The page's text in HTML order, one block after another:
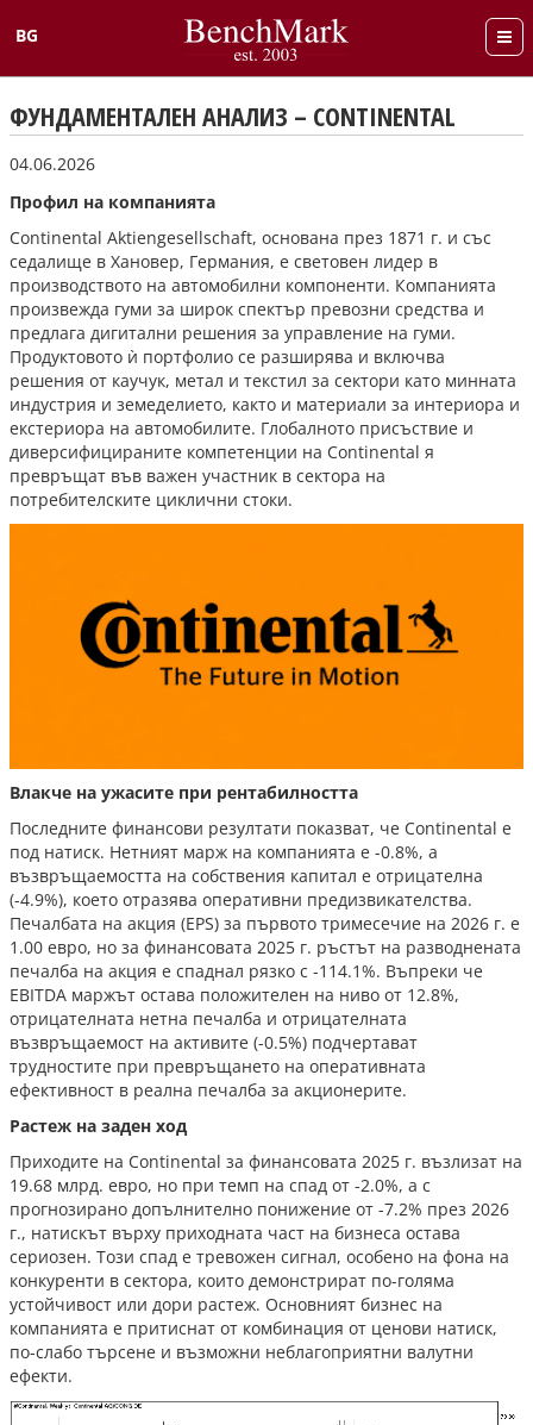
BG
English
ФУНДАМЕНТАЛЕН АНАЛИЗ – CONTINENTAL
04.06.2026
Профил на компанията
Continental Aktiengesellschaft, основана през 1871 г. и със
седалище в Хановер, Германия, е световен лидер в
производството на автомобилни компоненти. Компанията
произвежда гуми за широк спектър превозни средства и
предлага дигитални решения за управление на гуми.
Продуктовото ѝ портфолио се разширява и включва
решения от каучук, метал и текстил за сектори като минната
индустрия и земеделието, както и материали за интериора и
екстериора на автомобилите. Глобалното присъствие и
диверсифицираните компетенции на Continental я
превръщат във важен участник в сектора на
потребителските циклични стоки.
Влакче на ужасите при рентабилността
Последните финансови резултати показват, че Continental е
под натиск. Нетният марж на компанията е -0.8%, а
възвръщаемостта на собствения капитал е отрицателна
(-4.9%), което отразява оперативни предизвикателства.
Печалбата на акция (EPS) за първото тримесечие на 2026 г. е
1.00 евро, но за финансовата 2025 г. ръстът на разводнената
печалба на акция е спаднал рязко с -114.1%. Въпреки че
EBITDA маржът остава положителен на ниво от 12.8%,
отрицателната нетна печалба и отрицателната
възвръщаемост на активите (-0.5%) подчертават
трудностите при превръщането на оперативната
ефективност в реална печалба за акционерите.
Растеж на заден ход
Приходите на Continental за финансовата 2025 г. възлизат на
19.68 млрд. евро, но при темп на спад от -2.0%, а с
прогнозирано допълнително понижение от -7.2% през 2026
г., натискът върху приходната част на бизнеса остава
сериозен. Този спад е тревожен сигнал, особено на фона на
конкуренти в сектора, които демонстрират по-голяма
устойчивост или дори растеж. Основният бизнес на
компанията е притиснат от комбинация от ценови натиск,
по-слабо търсене и възможни неблагоприятни валутни
ефекти.